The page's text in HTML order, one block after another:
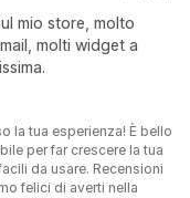
mio store, molto
molti widget a
la tua esperienza! È bello
per far crescere la tua
da usare. Recensioni
felici di averti nella